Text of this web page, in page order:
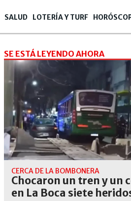
SALUD LOTERÍA Y TURF
SE ESTÁ LEYENDO AHORA
CERCA DE LA BOMBONERA
Chocaron un tren y un
en La Boca siete